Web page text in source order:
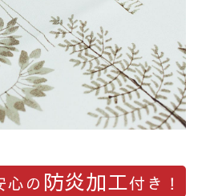
心の 防炎加工付き！